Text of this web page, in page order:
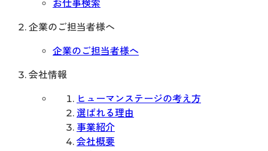
お仕事検索
企業のご担当者様へ
企業のご担当者様へ
会社情報
ヒューマンステージの考え方
選ばれる理由
事業紹介
会社概要